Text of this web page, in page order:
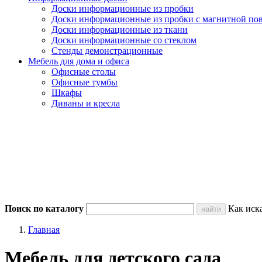
Доски информационные из пробки
Доски информационные из пробки с магнитной
Доски информационные из ткани
Доски информационные со стеклом
Стенды демонстрационные
Мебель для дома и офиса
Офисные столы
Офисные тумбы
Шкафы
Диваны и кресла
Поиск по каталогу Как
Главная